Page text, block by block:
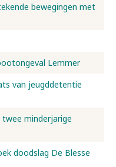
bewegingen met
Lemmer
van jeugddetentie
minderjarige
doodslag De Blesse